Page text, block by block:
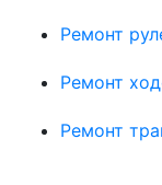
Ремонт
Ремонт
Ремонт